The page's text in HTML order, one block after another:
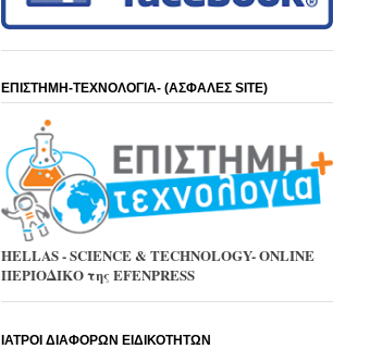
ΕΠΙΣΤΗΜΗ-ΤΕΧΝΟΛΟΓΙΑ- (ΑΣΦΑΛΕΣ SITE)
HELLAS - SCIENCE & TECHNOLOGY- ONLINE
ΠΕΡΙΟΔΙΚΟ της EFENPRESS
ΙΑΤΡΟΙ ΔΙΑΦΟΡΩΝ ΕΙΔΙΚΟΤΗΤΩΝ